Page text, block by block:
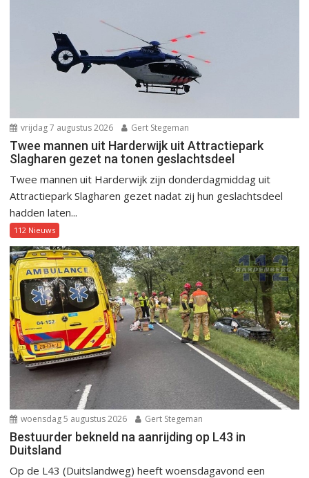
vrijdag 7 augustus 2026 Gert Stegeman
Twee mannen uit Harderwijk uit Attractiepark
Slagharen gezet na tonen geslachtsdeel
Twee mannen uit Harderwijk zijn donderdagmiddag uit
Attractiepark Slagharen gezet nadat zij hun geslachtsdeel
hadden laten...
112 Nieuws
woensdag 5 augustus 2026 Gert Stegeman
Bestuurder bekneld na aanrijding op L43 in
Duitsland
Op de L43 (Duitslandweg) heeft woensdagavond een